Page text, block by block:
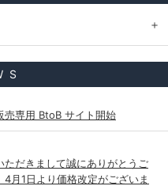
＋
S
売専用 BtoB サイト開始
だきまして誠にありがとうご
月1日より価格改定がございま